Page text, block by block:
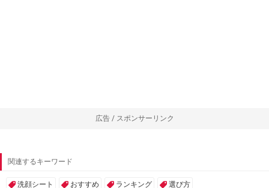
広告 / スポンサーリンク
関連するキーワード
洗顔シート おすすめ ランキング 選び方